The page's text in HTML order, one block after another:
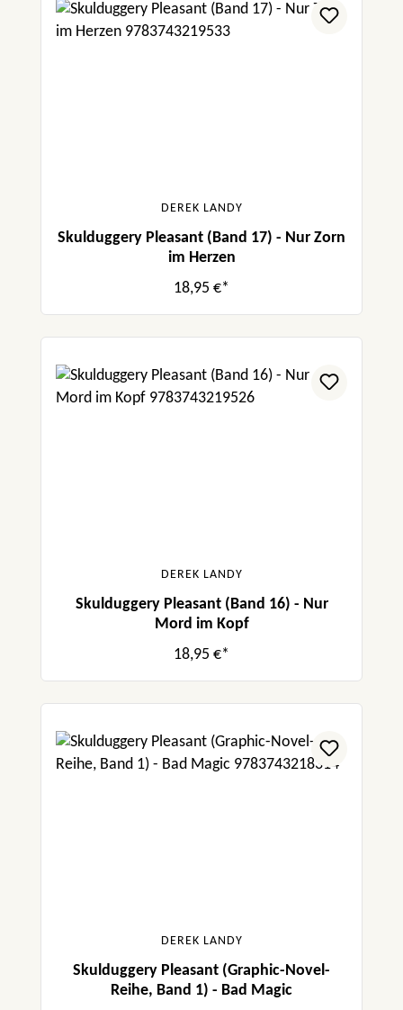
DEREK LANDY
Skulduggery Pleasant (Band 17) - Nur Zorn
im Herzen
18,95 €*
DEREK LANDY
Skulduggery Pleasant (Band 16) - Nur
Mord im Kopf
18,95 €*
DEREK LANDY
Skulduggery Pleasant (Graphic-Novel-
Reihe, Band 1) - Bad Magic